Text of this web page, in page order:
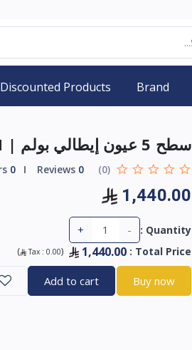
Brand
Discounted Products
سطح 5 عيون إيطالي بولم | BULM شبك ثقيل
(0)
0
0
1,440.00
Quantity :
-
+
Total Price
:
1,440.00
(
Tax : 0.00
)
Buy now
Add to cart